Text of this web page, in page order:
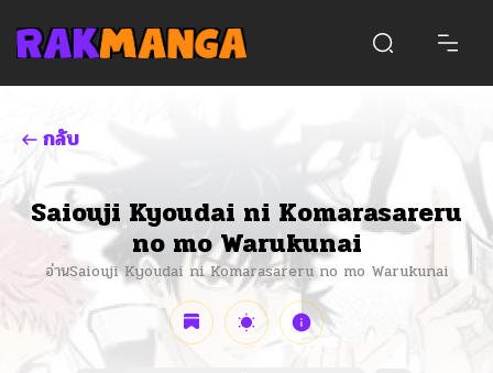
กลับ
Saiouji Kyoudai ni Komarasareru
no mo Warukunai
อ่านSaiouji Kyoudai ni Komarasareru no mo Warukunai